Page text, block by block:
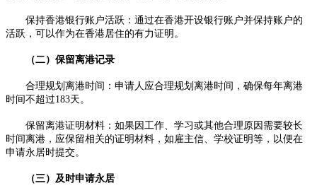
保持香港银行账户活跃：通过在香港开设银行账户并保持账户的
活跃，可以作为在香港居住的有力证明。
（二）保留离港记录
合理规划离港时间：申请人应合理规划离港时间，确保每年离港
时间不超过183天。
保留离港证明材料：如果因工作、学习或其他合理原因需要较长
时间离港，应保留相关的证明材料，如雇主信、学校证明等，以便在
申请永居时提交。
（三）及时申请永居